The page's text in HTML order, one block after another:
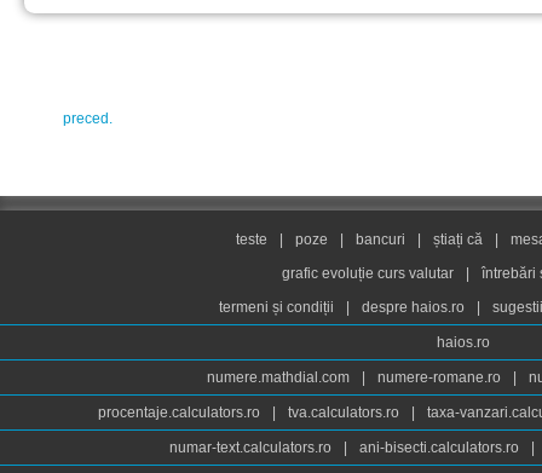
preced.
teste poze bancuri știați că
grafic evoluție curs valutar
întrebări
termeni și condiții
despre haios.ro
haios.ro
numere.mathdial.com numere-romane.ro
procentaje.calculators.ro tva.calculators.ro taxa-
numar-text.calculators.ro ani-bisecti.calculators.ro